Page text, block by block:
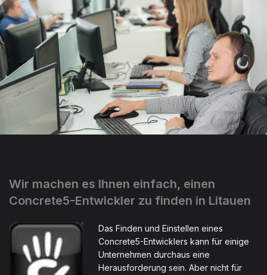
Wir machen es Ihnen einfach, einen
Concrete5-Entwickler zu finden in Litauen
Das Finden und Einstellen eines
Concrete5-Entwicklers kann für einige
Unternehmen durchaus eine
Herausforderung sein. Aber nicht für